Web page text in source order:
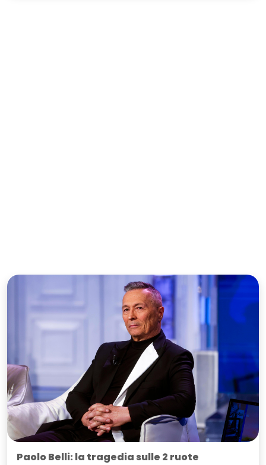
Paolo Belli: la tragedia sulle 2 ruote